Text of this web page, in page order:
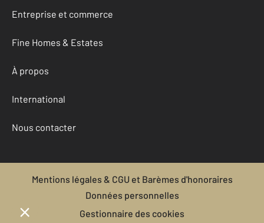
Entreprise et commerce
Fine Homes & Estates
À propos
International
Nous contacter
Mentions légales & CGU et Barèmes d'honoraires
Données personnelles
Gestionnaire des cookies